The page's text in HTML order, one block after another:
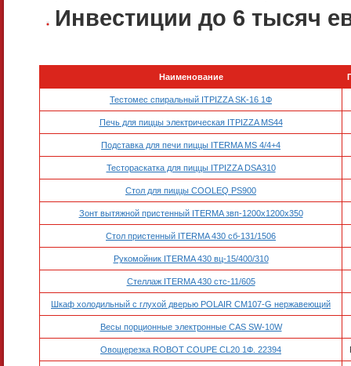
Инвестиции до 6 тысяч
Наименование
Тестомес спиральный ITPIZZA SK-16 1Ф
Печь для пиццы электрическая ITPIZZA MS44
Подставка для печи пиццы ITERMA MS 4/4+4
Тестораскатка для пиццы ITPIZZA DSA310
Стол для пиццы COOLEQ PS900
Зонт вытяжной пристенный ITERMA звп-1200х1200х350
Стол пристенный ITERMA 430 сб-131/1506
Рукомойник ITERMA 430 вц-15/400/310
Стеллаж ITERMA 430 стс-11/605
Шкаф холодильный с глухой дверью POLAIR CM107-G нержавеющий
Весы порционные электронные CAS SW-10W
Овощерезка ROBOT COUPE CL20 1Ф. 22394